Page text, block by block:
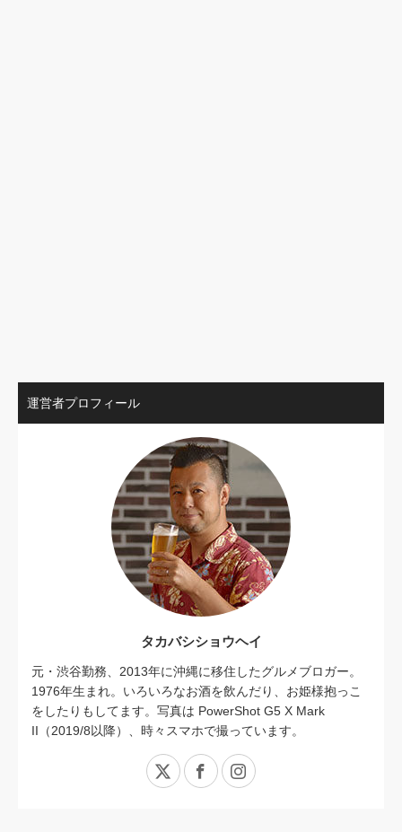
運営者プロフィール
タカバシショウヘイ
元・渋谷勤務、2013年に沖縄に移住したグルメブロガー。
1976年生まれ。いろいろなお酒を飲んだり、お姫様抱っこ
をしたりもしてます。写真は PowerShot G5 X Mark
II（2019/8以降）、時々スマホで撮っています。
X FacebookInstagram